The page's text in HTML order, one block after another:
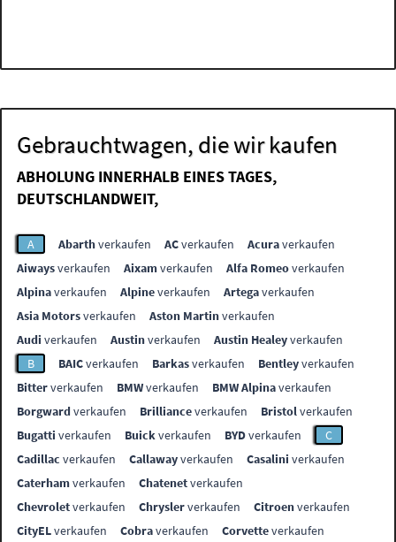
Gebrauchtwagen, die wir kaufen
ABHOLUNG INNERHALB EINES TAGES,
DEUTSCHLANDWEIT,
A Abarthverkaufen ACverkaufen Acuraverkaufen
Aiwaysverkaufen Aixamverkaufen Alfa Romeoverkaufen
Alpinaverkaufen Alpineverkaufen Artegaverkaufen
Asia Motorsverkaufen Aston Martinverkaufen
Audi verkaufen Austinverkaufen Austin Healeyverkaufen
B
BAICverkaufen Barkasverkaufen Bentleyverkaufen
Bitterverkaufen BMWverkaufen BMW Alpinaverkaufen
Borgwardverkaufen Brillianceverkaufen Bristolverkaufen
Bugatti verkaufen Buickverkaufen BYDverkaufen
C
Cadillac verkaufen Callawayverkaufen Casalini verkaufen
Caterhamverkaufen Chatenetverkaufen
Chevroletverkaufen Chryslerverkaufen Citroenverkaufen
CityELverkaufen Cobraverkaufen Corvetteverkaufen